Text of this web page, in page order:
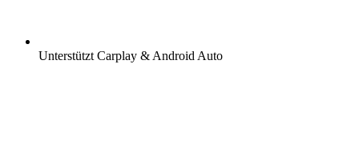
Unterstützt Carplay & Android Auto